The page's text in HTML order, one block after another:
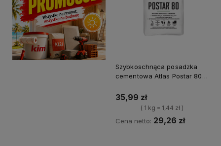
Szybkoschnąca posadzka
cementowa Atlas Postar 80
35,99 zł
( 1 kg = 1,44 zł )
Cena netto: 29,26 zł